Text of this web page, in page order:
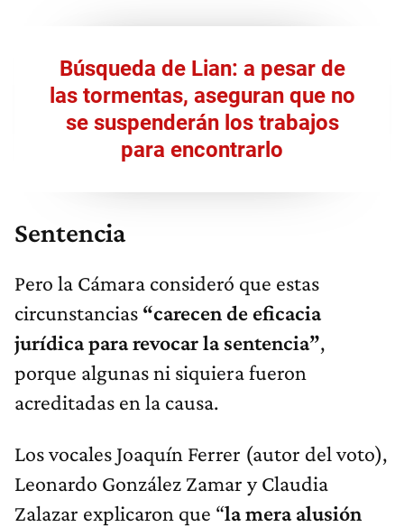
Búsqueda de Lian: a pesar de
las tormentas, aseguran que no
se suspenderán los trabajos
para encontrarlo
Sentencia
Pero la Cámara consideró que estas
circunstancias “carecen de eficacia
jurídica para revocar la sentencia”,
porque algunas ni siquiera fueron
acreditadas en la causa.
Los vocales Joaquín Ferrer (autor del voto),
Leonardo González Zamar y Claudia
Zalazar explicaron que “la mera alusión